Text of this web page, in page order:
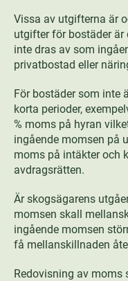
Vissa av utgifterna är
utgifter för bostäder är
inte dras av som
privatbostad eller
För bostäder som inte
korta perioder,
% moms på hyran
ingående momsen på
moms på intäkter och
avdragsrätten.
Är skogsägarens
momsen skall
ingående momsen
få mellanskillnaden
Redovisning av moms